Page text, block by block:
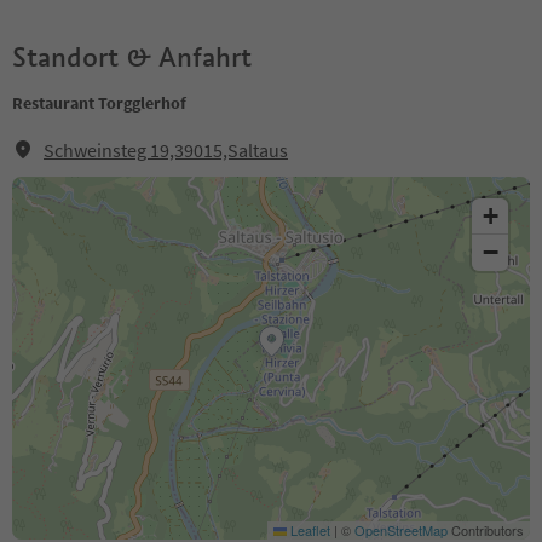
Standort & Anfahrt
Restaurant Torgglerhof
Schweinsteg 19,39015,Saltaus
+
−
Leaflet | ©OpenStreetMapContributors